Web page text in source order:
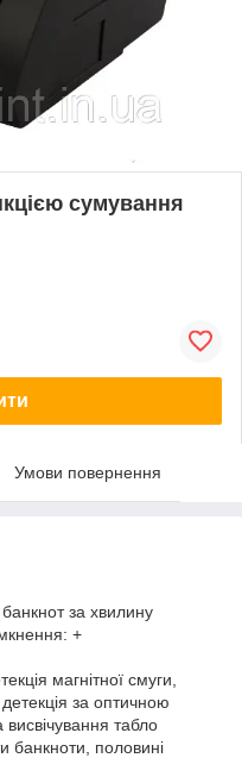
сумування
Умови повернення
за хвилину
+
магнітної смуги,
за оптичною
табло
банкноти, половині